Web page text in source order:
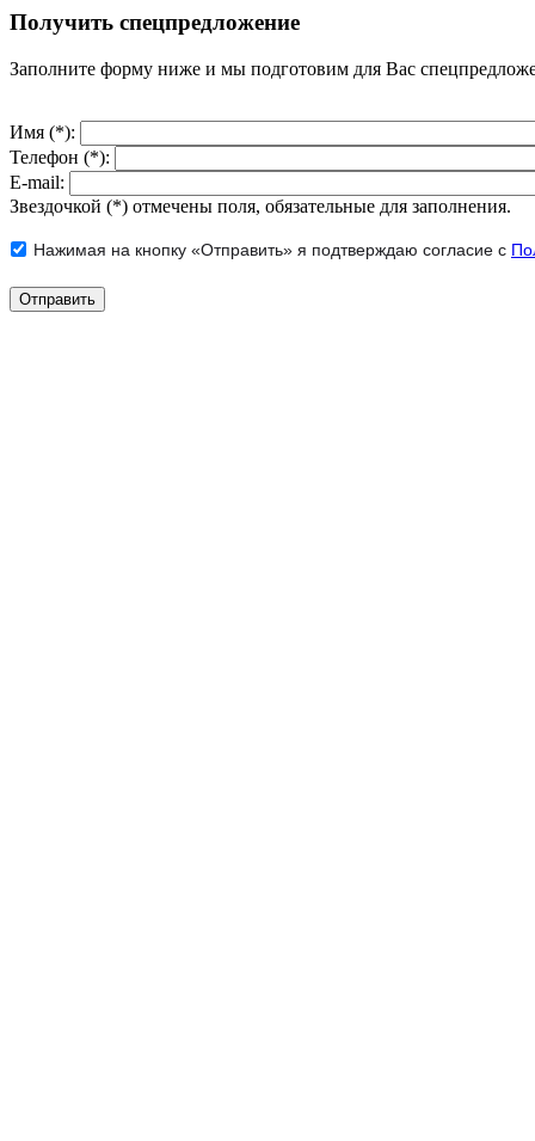
Получить спецпредложение
Заполните форму ниже и мы подготовим для Вас
Имя (*):
Телефон (*):
E-mail:
Звездочкой (*) отмечены поля, обязательные для заполнения.
Нажимая на кнопку «Отправить» я подтверждаю согласие с